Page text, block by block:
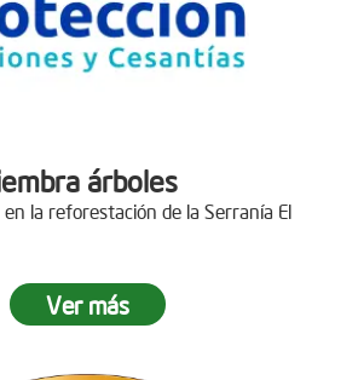
árboles
la reforestación de la Serranía El
Ver más